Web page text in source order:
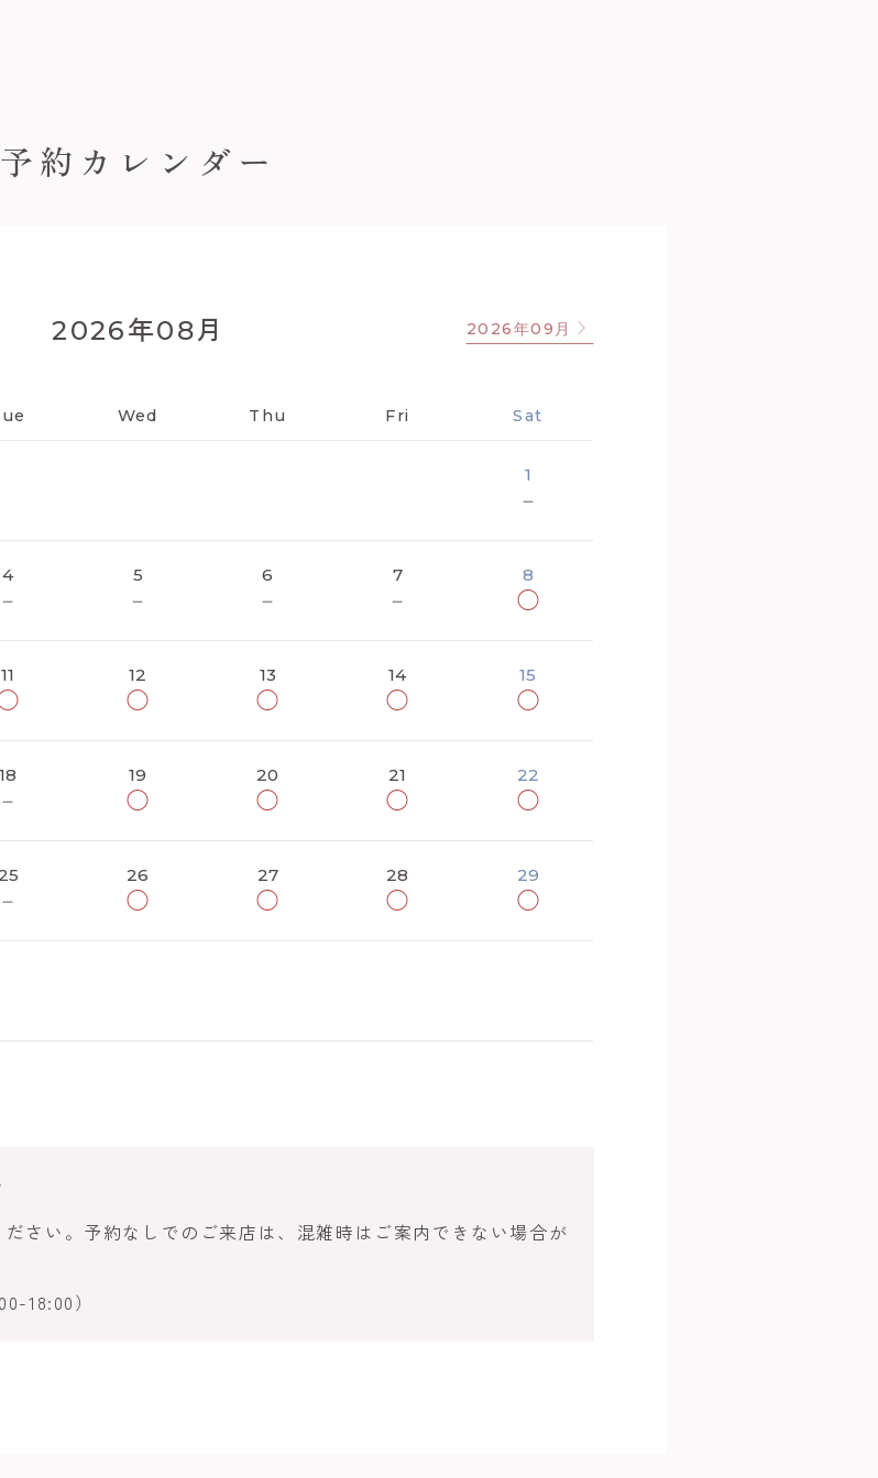
予約カレンダー
2026年08月 2026年09月
Wed Thu Fri Sat
1
－
4
－
5
－
6
－
7
－
8
◯
11 12
◯
13
◯
14
◯
15
◯
18
－
19
◯
20
◯
21
◯
22
◯
25
－
26
◯
27
◯
28
◯
29
◯
さい。予約なしでのご来店は、混雑時はご案内できない場合が
18:00）